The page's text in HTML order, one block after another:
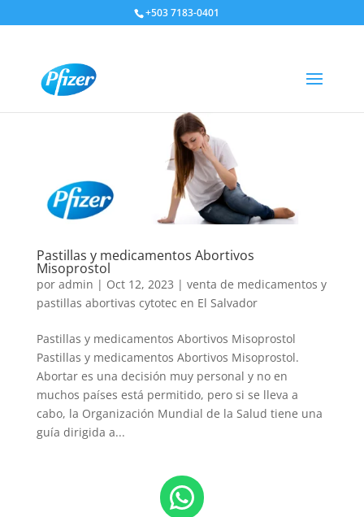
+503 7183-0401
Pastillas y medicamentos Abortivos
Misoprostol
por admin | Oct 12, 2023 | venta de medicamentos y
pastillas abortivas cytotec en El Salvador
Pastillas y medicamentos Abortivos Misoprostol
Pastillas y medicamentos Abortivos Misoprostol.
Abortar es una decisión muy personal y no en
muchos países está permitido, pero si se lleva a
cabo, la Organización Mundial de la Salud tiene una
guía dirigida a...
WhatsApp